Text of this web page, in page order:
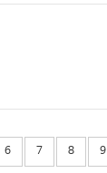
6 7 8 9